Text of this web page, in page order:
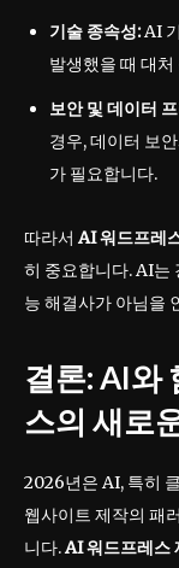
기술 종속성:AI
발생했을 때 대
보안 및 데이터
경우, 데이터 보
가 필요합니다.
따라서 AI 워드프레
히 중요합니다. AI는
능 해결사가 아님을
결론: AI와
스의 새로
2026년은 AI, 특히
웹사이트 제작의 패
니다.AI 워드프레스